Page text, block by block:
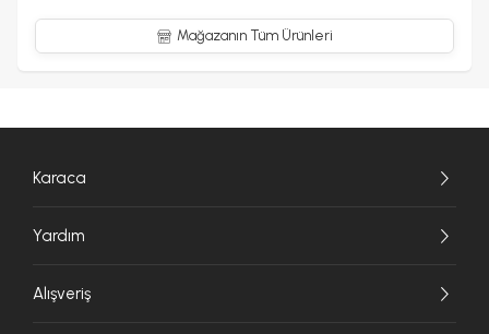
Mağazanın Tüm Ürünleri
Karaca
Yardım
Alışveriş